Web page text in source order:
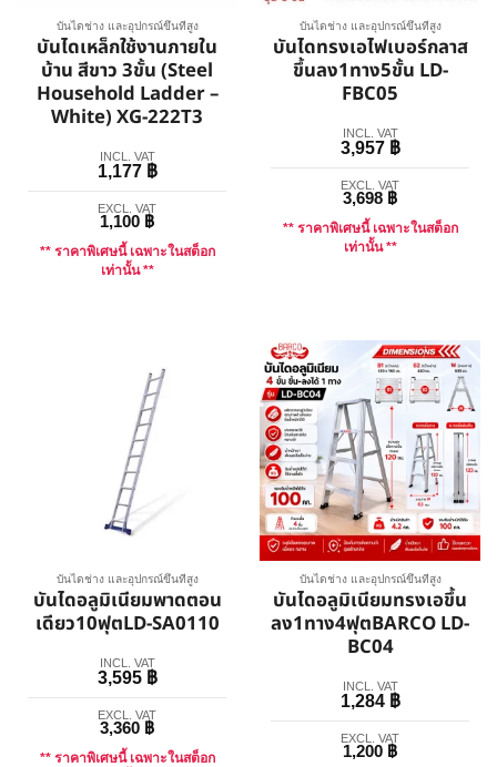
บันไดช่าง และอุปกรณ์ขึ้นที่สูง
บันไดเหล็กใช้งานภายใน
บ้าน สีขาว 3ขั้น (Steel
Household Ladder –
White) XG-222T3
INCL. VAT
1,177 ฿
EXCL. VAT
1,100 ฿
** ราคาพิเศษนี้ เฉพาะในสต็อก
เท่านั้น **
บันไดช่าง และอุปกรณ์ขึ้นที่สูง
บันไดทรงเอไฟเบอร์กลาส
ขึ้นลง1ทาง5ขั้น LD-
FBC05
INCL. VAT
3,957 ฿
EXCL. VAT
3,698 ฿
** ราคาพิเศษนี้ เฉพาะในสต็อก
เท่านั้น **
บันไดช่าง และอุปกรณ์ขึ้นที่สูง
บันไดอลูมิเนียมพาดตอน
เดียว10ฟุตLD-SA0110
INCL. VAT
3,595 ฿
EXCL. VAT
3,360 ฿
** ราคาพิเศษนี้ เฉพาะในสต็อก
บันไดช่าง และอุปกรณ์ขึ้นที่สูง
บันไดอลูมิเนียมทรงเอขึ้น
ลง1ทาง4ฟุตBARCO LD-
BC04
INCL. VAT
1,284 ฿
EXCL. VAT
1,200 ฿